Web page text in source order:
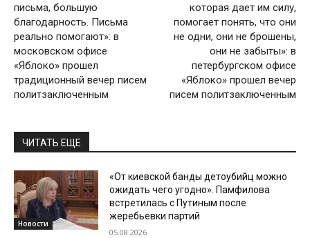
письма, большую
благодарность. Письма
реально помогают»: в
московском офисе
«Яблоко» прошел
традиционный вечер писем
политзаключенным
которая дает им силу,
помогает понять, что они
не одни, они не брошены,
они не забыты»: в
петербургском офисе
«Яблоко» прошел вечер
писем политзаключенным
ЧИТАТЬ ЕЩЕ
Новости
«От киевской банды детоубийц можно
ожидать чего угодно». Памфилова
встретилась с Путиным после
жеребьевки партий
05.08.2026